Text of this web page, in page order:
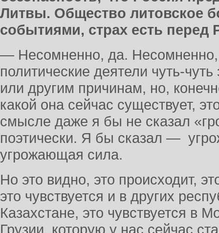
Литвы. Общество литовское
событиями, страх есть перед
— Несомненно, да.
политические деятели чуть-
или другим причинам, но,
какой она сейчас существует,
смысле даже я бы не сказал
поэтически. Я бы сказал —
угрожающая сила.
Но это видно, это происходит,
это чувствуется и в других
Казахстане, это чувствуется в
Грузии, которую у нас сейчас